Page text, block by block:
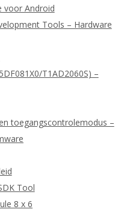
voor Android
Tools – Hardware
T1AD2060S) –
toegangscontrolemodus –
Tool
8 x 6